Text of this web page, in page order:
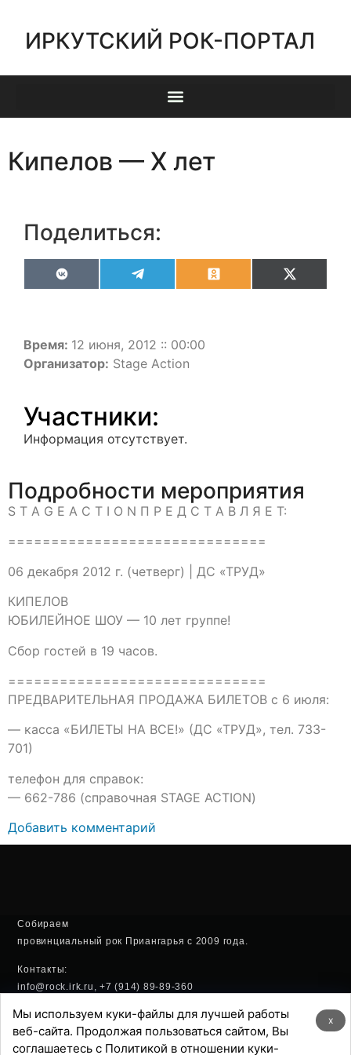
ИРКУТСКИЙ РОК-ПОРТАЛ
Кипелов — Х лет
Поделиться:
VK OdnoklassnikiX
(Twitter)
Время: 12 июня, 2012 :: 00:00
Организатор: Stage Action
Участники:
Информация отсутствует.
Подробности мероприятия
S T A G E A C T I O N П Р Е Д С Т А В Л Я Е Т:
==============================
06 декабря 2012 г. (четверг) | ДС «ТРУД»
КИПЕЛОВ
ЮБИЛЕЙНОЕ ШОУ — 10 лет группе!
Сбор гостей в 19 часов.
==============================
ПРЕДВАРИТЕЛЬНАЯ ПРОДАЖА БИЛЕТОВ с 6 июля:
— касса «БИЛЕТЫ НА ВСЕ!» (ДС «ТРУД», тел. 733-
701)
телефон для справок:
— 662-786 (справочная STAGE ACTION)
Добавить комментарий
Собираем
провинциальный рок Приангарья с 2009 года.
Контакты:
info@rock.irk.ru, +7 (914) 89-89-360
Политика конфиденциальности
Хостинг:
x
Мы используем куки-файлы для лучшей работы
веб-сайта. Продолжая пользоваться сайтом, Вы
соглашаетесь с Политикой в отношении куки-